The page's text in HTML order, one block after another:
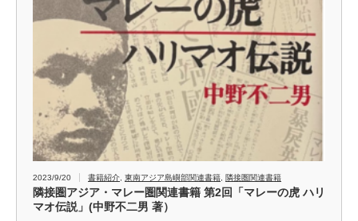
2023/9/20 書籍紹介 東南アジア島嶼部関連書籍 隣接圏関連書籍
隣接圏アジア・マレー圏関連書籍 第2回「マレーの虎 ハリ
マオ伝説」(中野不二男 著）